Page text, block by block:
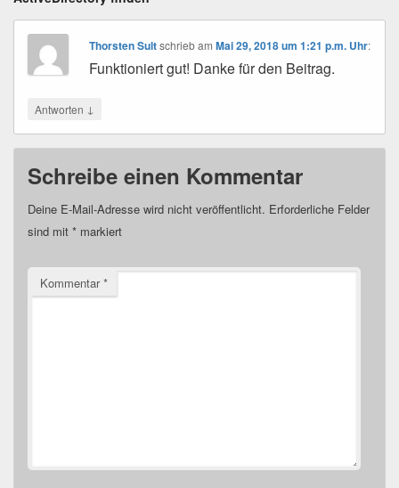
Thorsten Sult schriebamMai 29, 2018 um 1:21 p.m. Uhr:
Funktioniert gut! Danke für den Beitrag.
Antworten ↓
Schreibe einen Kommentar
Deine E-Mail-Adresse wird nicht veröffentlicht. Erforderliche Felder
sind mit * markiert
Kommentar*